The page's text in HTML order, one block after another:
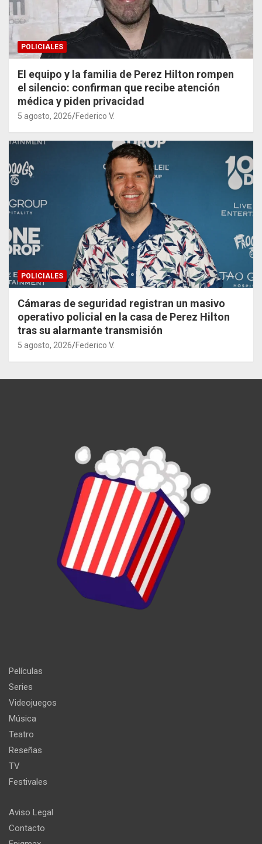
POLICIALES
El equipo y la familia de Perez Hilton rompen
el silencio: confirman que recibe atención
médica y piden privacidad
5 agosto, 2026 Federico V.
POLICIALES
Cámaras de seguridad registran un masivo
operativo policial en la casa de Perez Hilton
tras su alarmante transmisión
5 agosto, 2026 Federico V.
Películas
Series
Videojuegos
Música
Teatro
Reseñas
TV
Festivales
Aviso Legal
Contacto